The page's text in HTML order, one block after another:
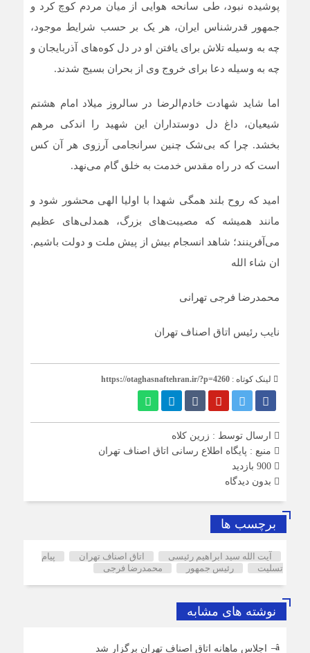
پوشیده نبود، طی سانحه هوایی از میان مردم کوچ کرد و
جمهور قدرشناس ایران، هر یک بر حسب شرایط موجود،
چه به وسیله تلاش برای یافتن او در دل کوه‌های آذربایجان و
چه به وسیله دعا برای خروج وی از بحران بسیج شدند.
اما شاید شهادت خادم‌الرضا در سالروز میلاد امام هشتم
شیعیان، داغ دل دوستداران این شهید را اندکی مرهم
بخشد. چرا که بی‌شک چنین سرانجامی آرزوی هر آن کس
است که در راه مقدس خدمت به خلق گام می‌نهد.
امید که روح بلند همگی شهدا با اولیا الهی محشور شود و
مانند همیشه که مصیبت‌های بزرگ، همدلی‌های عظیم
می‌آفرینند؛ شاهد انسجام بیش از پیش ملت و دولت باشیم.
ان شاء الله
محمدرضا فرجی تهرانی
نایب رئیس اتاق اصناف تهران
لینک کوتاه : https://otaghasnaftehran.ir/?p=4260
ارسال توسط : زرین کلاه
منبع : پایگاه اطلاع رسانی اتاق اصناف تهران
بدون دیدگاه
برچسب ها
آیت الله سید ابراهیم رئیسی اتاق اصناف تهران
پیام
تسلیت
رئیس جمهور محمدرضا فرجی
نوشته های مشابه
اجلاس ماهانه اتاق اصناف تهران برگزار شد